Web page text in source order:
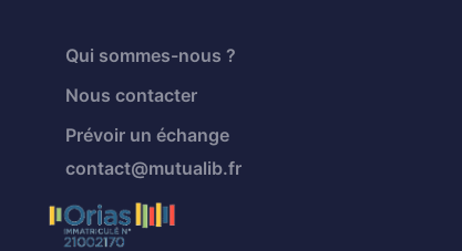
Qui sommes-nous ?
Nous contacter
Prévoir un échange
contact@mutualib.fr